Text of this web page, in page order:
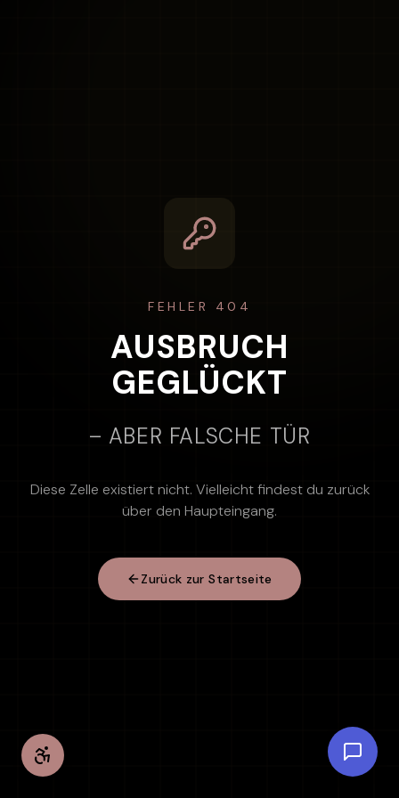
FEHLER 404
AUSBRUCH
GEGLÜCKT
– ABER FALSCHE TÜR
Diese Zelle existiert nicht. Vielleicht findest du zurück
über den Haupteingang.
Zurück zur Startseite